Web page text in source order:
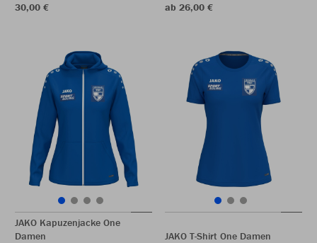
30,00 €
ab 26,00 €
JAKO Kapuzenjacke One
Damen
JAKO T-Shirt One Damen